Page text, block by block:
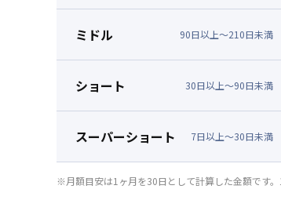
ミドル 90日以上～210日未満
ショート 30日以上～90日未満
スーパーショート 7日以上～30日未満
※月額目安は1ヶ月を30日として計算した金額です